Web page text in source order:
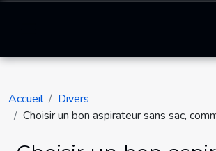
Accueil
Divers
Choisir un bon aspirateur sans sac,